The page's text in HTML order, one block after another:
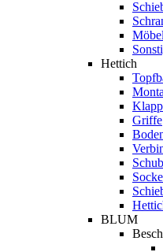
Hettich
Griffe
BLUM